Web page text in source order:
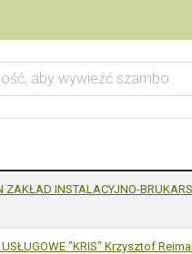
szambo
INSTALACYJNO-
USŁUGOWE "KRIS" Krzysztof